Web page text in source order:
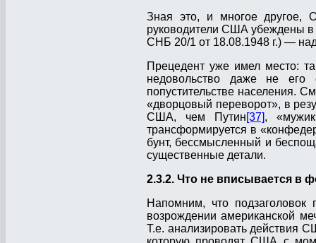
Зная это, и многое другое,
руководители США убеждены в
СНБ 20/1 от 18.08.1948 г.) —
Прецедент уже имел место:
недовольство даже не его
попустительстве населения.
«дворцовый переворот», в
США, чем Путин[37],
трансформируется в
бунт, бессмысленный и
существенные детали.
2.3.2. Что не вписывается в
Напомним, что
возрождении американской
Т.е. анализировать действия